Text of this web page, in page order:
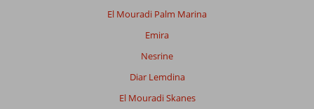
El Mouradi Palm Marina
Emira
Nesrine
Diar Lemdina
El Mouradi Skanes